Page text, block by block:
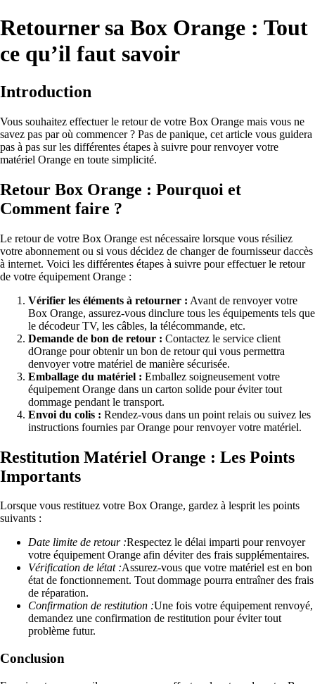
Retourner sa Box Orange : Tout
ce qu’il faut savoir
Introduction
Vous souhaitez effectuer le retour de votre Box Orange mais vous ne
savez pas par où commencer ? Pas de panique, cet article vous guidera
pas à pas sur les différentes étapes à suivre pour renvoyer votre
matériel Orange en toute simplicité.
Retour Box Orange : Pourquoi et
Comment faire ?
Le retour de votre Box Orange est nécessaire lorsque vous résiliez
votre abonnement ou si vous décidez de changer de fournisseur daccès
à internet. Voici les différentes étapes à suivre pour effectuer le retour
de votre équipement Orange :
Vérifier les éléments à retourner : Avant de renvoyer votre
Box Orange, assurez-vous dinclure tous les équipements tels que
le décodeur TV, les câbles, la télécommande, etc.
Demande de bon de retour : Contactez le service client
dOrange pour obtenir un bon de retour qui vous permettra
denvoyer votre matériel de manière sécurisée.
Emballage du matériel : Emballez soigneusement votre
équipement Orange dans un carton solide pour éviter tout
dommage pendant le transport.
Envoi du colis : Rendez-vous dans un point relais ou suivez les
instructions fournies par Orange pour renvoyer votre matériel.
Restitution Matériel Orange : Les Points
Importants
Lorsque vous restituez votre Box Orange, gardez à lesprit les points
suivants :
Date limite de retour :Respectez le délai imparti pour renvoyer
votre équipement Orange afin déviter des frais supplémentaires.
Vérification de létat :Assurez-vous que votre matériel est en bon
état de fonctionnement. Tout dommage pourra entraîner des frais
de réparation.
Confirmation de restitution :Une fois votre équipement renvoyé,
demandez une confirmation de restitution pour éviter tout
problème futur.
Conclusion